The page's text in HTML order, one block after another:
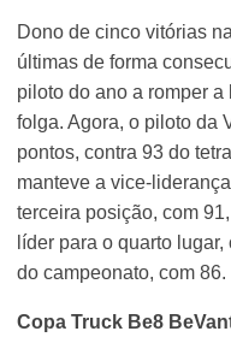
Dono de cinco vitórias
últimas de forma
piloto do ano a romper
folga. Agora, o piloto da
pontos, contra 93 do
manteve a vice-
terceira posição, com
líder para o quarto
do campeonato, com 86.
Copa Truck Be8